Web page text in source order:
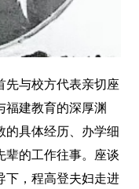
先与校方代表亲切座
福建教育的深厚渊
的具体经历、办学细
辈的工作往事。座谈
下，程高登夫妇走进